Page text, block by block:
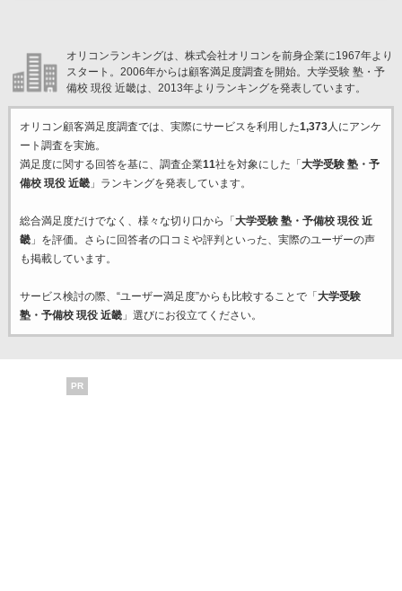
オリコンランキングは、株式会社オリコンを前身企業に1967年より
スタート。2006年からは顧客満足度調査を開始。大学受験 塾・予
備校 現役 近畿は、2013年よりランキングを発表しています。
オリコン顧客満足度調査では、実際にサービスを利用した1,373人にアンケ
ート調査を実施。
満足度に関する回答を基に、調査企業11社を対象にした「 大学受験 塾・予
備校 現役 近畿」ランキングを発表しています。
総合満足度だけでなく、様々な切り口から「 大学受験 塾・予備校 現役 近
畿」を評価。さらに回答者の口コミや評判といった、実際のユーザーの声
も掲載しています。
サービス検討の際、“ユーザー満足度”からも比較することで「 大学受験
塾・予備校 現役 近畿」選びにお役立てください。
PR